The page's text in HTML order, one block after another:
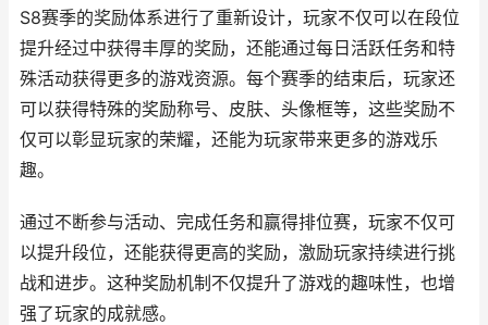
S8赛季的奖励体系进行了重新设计，玩家不仅可以在段位
提升经过中获得丰厚的奖励，还能通过每日活跃任务和特
殊活动获得更多的游戏资源。每个赛季的结束后，玩家还
可以获得特殊的奖励称号、皮肤、头像框等，这些奖励不
仅可以彰显玩家的荣耀，还能为玩家带来更多的游戏乐
趣。
通过不断参与活动、完成任务和赢得排位赛，玩家不仅可
以提升段位，还能获得更高的奖励，激励玩家持续进行挑
战和进步。这种奖励机制不仅提升了游戏的趣味性，也增
强了玩家的成就感。